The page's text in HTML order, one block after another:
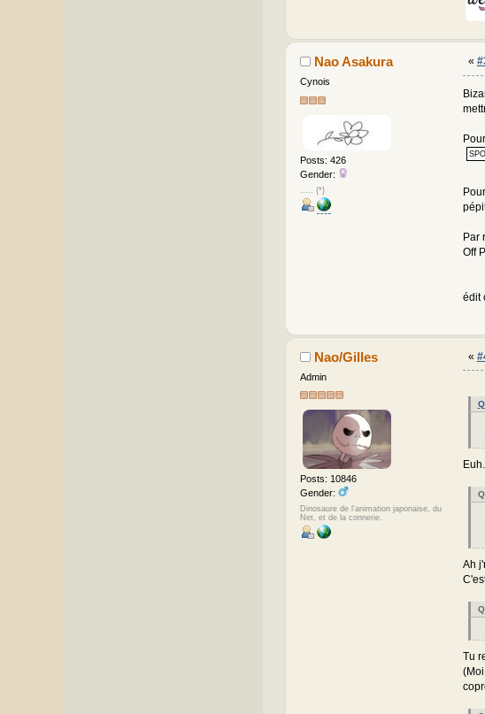
Nao Asakura
Cynois
Posts: 426
Gender:
..... {*}
«
Par
Off
édit
Nao/Gilles
Admin
Posts: 10846
Gender:
Dinosaure de l'animation japonaise, du
Net, et de la connerie.
«
Ah
Tu